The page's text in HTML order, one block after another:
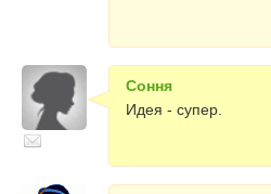
Соння
Идея - супер.